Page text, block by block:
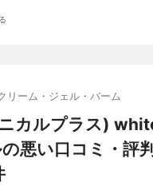
リーム・ジェル・バーム
カルプラス)
悪い口コミ・評